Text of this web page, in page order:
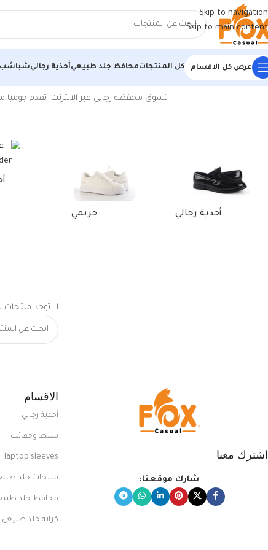
Skip to navigation
Skip to main content
عرض كل الاقسام كل المنتجاتمحافظ جلد طبيعيأحذية رجاليشباشب
الرئيسية/منتجات تحت الوسم “محفظة رجالي 2020”
تسوق محفظة رجالي عبر الانترنت. تقدم جوميا
أحذية رجالي حريمي
لا توجد منتجات
اشترك معنا
شارك موقعنا:
الاقسام
أحذية رجالي
شنط وحقائب
laptop sleeves
منتجات جلد
محافظ جلد
كراتة جلد طبيعي